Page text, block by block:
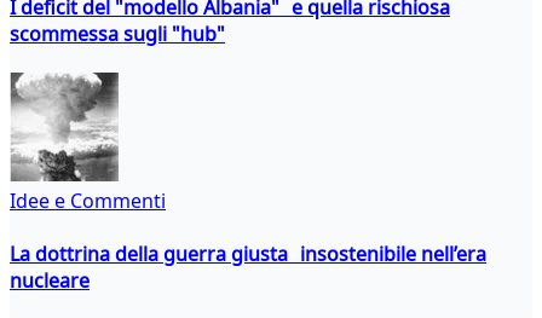
I deficit del "modello Albania" e quella rischiosa
scommessa sugli "hub"
Idee e Commenti
La dottrina della guerra giusta insostenibile nell’era
nucleare